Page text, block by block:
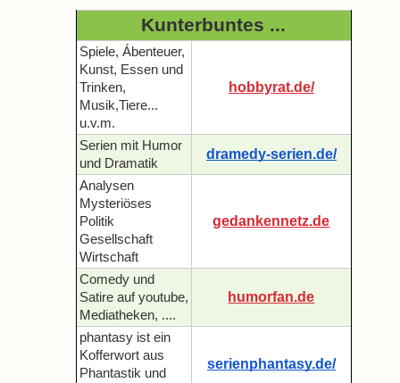
Kunterbuntes ...
Spiele, Ábenteuer,
Kunst, Essen und
Trinken,
Musik,Tiere...
u.v.m.
hobbyrat.de/
Serien mit Humor
und Dramatik
dramedy-serien.de/
Analysen
Mysteriöses
Politik
Gesellschaft
Wirtschaft
gedankennetz.de
Comedy und
Satire auf youtube,
Mediatheken, ....
humorfan.de
phantasy ist ein
Kofferwort aus
Phantastik und
serienphantasy.de/